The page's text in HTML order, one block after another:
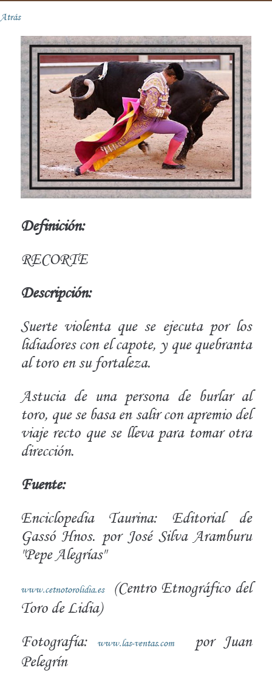
Atrás
Definición:
RECORTE
Descripción:
Suerte violenta que se ejecuta por los
lidiadores con el capote, y que quebranta
al toro en su fortaleza.
Astucia de una persona de burlar al
toro, que se basa en salir con apremio del
viaje recto que se lleva para tomar otra
dirección.
Fuente:
Enciclopedia Taurina: Editorial de
Gassó Hnos. por José Silva Aramburu
"Pepe Alegrías"
www.cetnotorolidia.es
(Centro Etnográfico del
Toro de Lidia)
Fotografía:
www.las-ventas.com
por Juan
Pelegrín